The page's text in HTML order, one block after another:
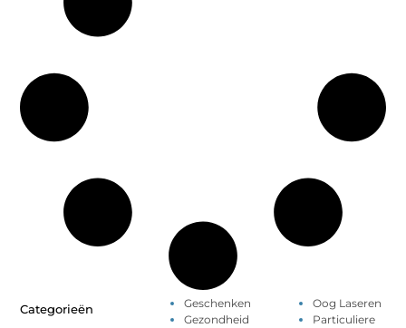
Categorieën
Geschenken
Gezondheid
Oog Laseren
Particuliere